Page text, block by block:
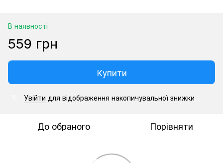
В наявності
559 грн
Купити
Увійти для відображення накопичувальної знижки
До обраного Порівняти